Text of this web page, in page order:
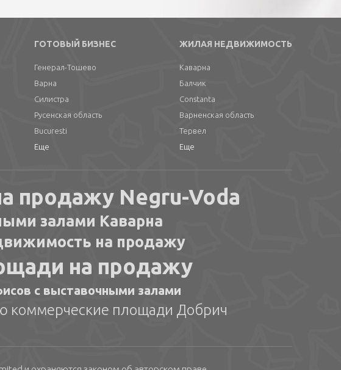
ГОТОВЫЙ БИЗНЕС
Генерал-Тошево
Варна
Силистра
Русенская область
Bucuresti
Еще
ЖИЛАЯ НЕДВИЖИМОСТЬ
Каварна
Балчик
Constanta
Варненская область
Тервел
Еще
продажу Negru-Voda
залами Каварна
на продажу
на продажу
с выставочными залами
коммерческие площади Добрич